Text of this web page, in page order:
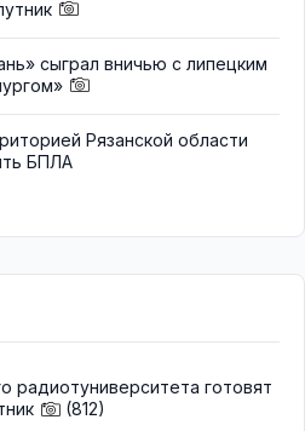
сыграл вничью с липецким
Рязанской области
БПЛА
радиотуниверситета готовят
(812)